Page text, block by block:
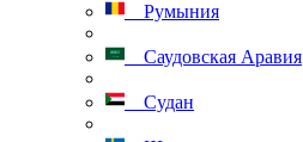
Румыния
Саудовская Аравия
Судан